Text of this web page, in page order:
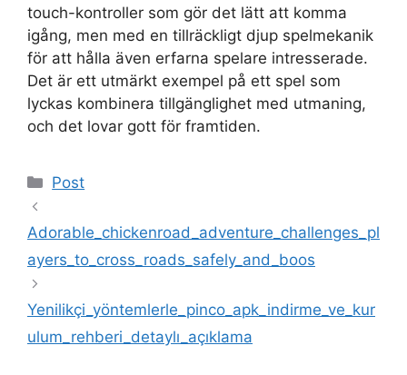
touch-kontroller som gör det lätt att komma
igång, men med en tillräckligt djup spelmekanik
för att hålla även erfarna spelare intresserade.
Det är ett utmärkt exempel på ett spel som
lyckas kombinera tillgänglighet med utmaning,
och det lovar gott för framtiden.
Kategoriler
Post
Adorable_chickenroad_adventure_challenges_pl
ayers_to_cross_roads_safely_and_boos
Yenilikçi_yöntemlerle_pinco_apk_indirme_ve_kur
ulum_rehberi_detaylı_açıklama